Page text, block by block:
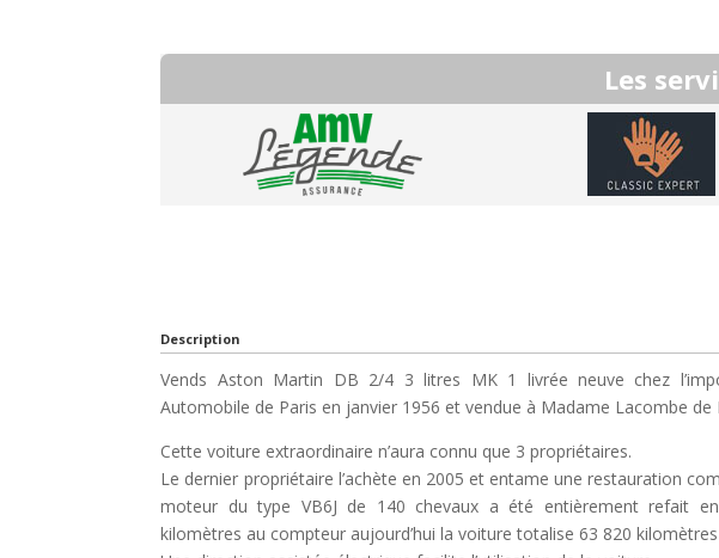
Les
Description
Vends Aston Martin DB 2/4 3 litres MK 1 livrée neuve chez
Automobile de Paris en janvier 1956 et vendue à Madame Lacombe de
Cette voiture extraordinaire n’aura connu que 3 propriétaires.
Le dernier propriétaire l’achète en 2005 et entame une restauration
moteur du type VB6J de 140 chevaux a été entièrement refait
kilomètres au compteur aujourd’hui la voiture totalise 63 820 kilomètres